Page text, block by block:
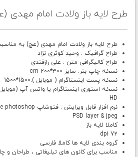
طرح لایه باز ولادت امام مهدی
طرح لایه باز ولادت امام مهدی (عج) به
طراح گرافیک : وحید کوثری نژاد
طراح کالیگرافی متن : علی رازقندی
نسخه چاپ بنر: سایز 300*200 cm
نسخه پست اینستاگرام ( موبایل ):1500*1500 - pixel
HD
نرم افزار قابل ویرایش : فتوشاپ Adobe photoshop
PSD layer & jpeg
کاملا لایه باز
72 dpi
گروه بندی لایه ها کاملا فارسی
مناسب برای کانون های تبلیغاتی ، طراحان و